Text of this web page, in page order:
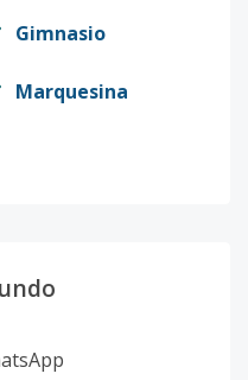
Gimnasio
Marquesina